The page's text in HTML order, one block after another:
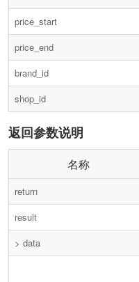
price_start
price_end
brand_id
shop_id
返回参数说明
名称
return
result
> data